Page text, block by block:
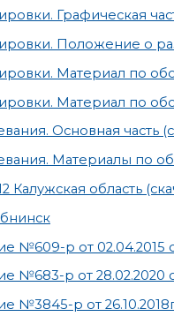
Графическая
Положение о
Материал по
Материал по
Основная часть
Материалы по
Калужская область
№609-р от 02.04.2015
№683-р от 28.02.2020
№3845-р от